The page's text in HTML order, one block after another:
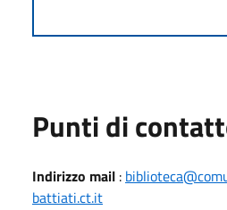
Punti di
Indirizzo mail :
battiati.ct.it